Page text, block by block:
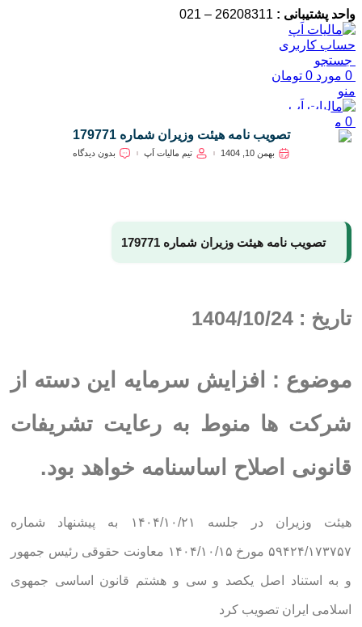
واحد پشتیبانی :
حساب کاربری
جستجو
0 مورد 0 تومان
منو
0 مورد
تصویب نامه هیئت وزیران شماره 179771
بهمن 10, 1404 تیم مالیات اَپ بدون دیدگاه
تصویب نامه هیئت وزیران شماره 179771
تاریخ : 1404/10/24
موضوع : افزایش سرمایه این دسته از
شرکت ها منوط به رعایت تشریفات
قانونی اصلاح اساسنامه خواهد بود.
هیئت وزیران در جلسه ۱۴۰۴/۱۰/۲۱ به پیشنهاد شماره
۵۹۴۲۴/۱۷۳۷۵۷ مورخ ۱۴۰۴/۱۰/۱۵ معاونت حقوقی رئیس جمهور
و به استناد اصل یکصد و سی و هشتم قانون اساسی جمهوی
اسلامی ایران تصویب کرد